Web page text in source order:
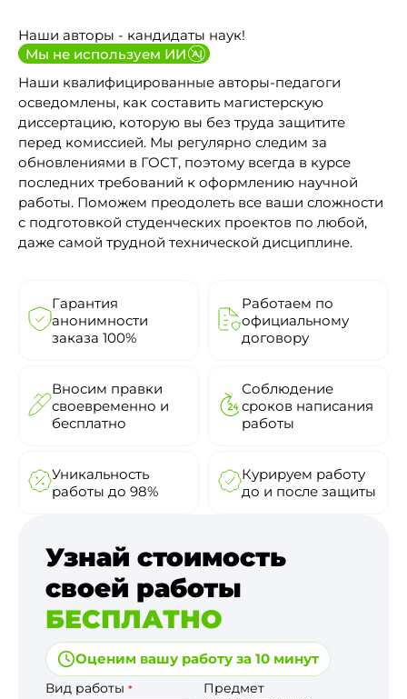
Наши авторы - кандидаты наук!
Мы не используем ИИ
Наши квалифицированные авторы-педагоги
осведомлены, как составить магистерскую
диссертацию, которую вы без труда защитите
перед комиссией. Мы регулярно следим за
обновлениями в ГОСТ, поэтому всегда в курсе
последних требований к оформлению научной
работы. Поможем преодолеть все ваши сложности
с подготовкой студенческих проектов по любой,
даже самой трудной технической дисциплине.
Гарантия
анонимности
заказа 100%
Работаем по
официальному
договору
Вносим правки
своевременно и
бесплатно
Соблюдение
сроков написания
работы
Уникальность
работы до 98%
Курируем работу
до и после защиты
Узнай стоимость
своей работы
БЕСПЛАТНО
Оценим вашу работу за 10 минут
Вид работы *
Предмет